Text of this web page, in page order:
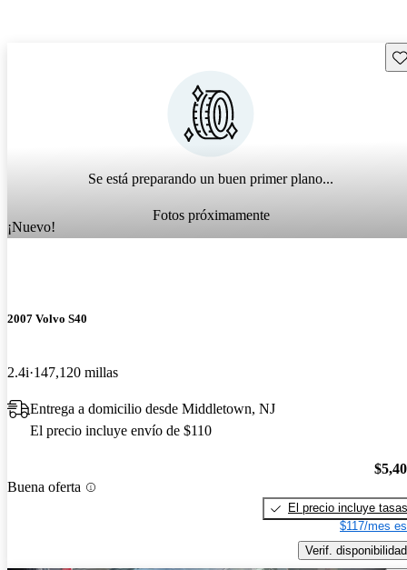
Se está preparando un buen primer plano...
Fotos próximamente
¡Nuevo!
2007 Volvo S40
2.4i 147,120 millas
Entrega a domicilio desde Middletown, NJ
El precio incluye envío de $110
Buena oferta
El precio incluye tasas
$117/mes
Verif. disponibilidad